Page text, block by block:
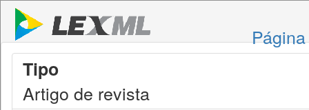
Tipo
Artigo de revista